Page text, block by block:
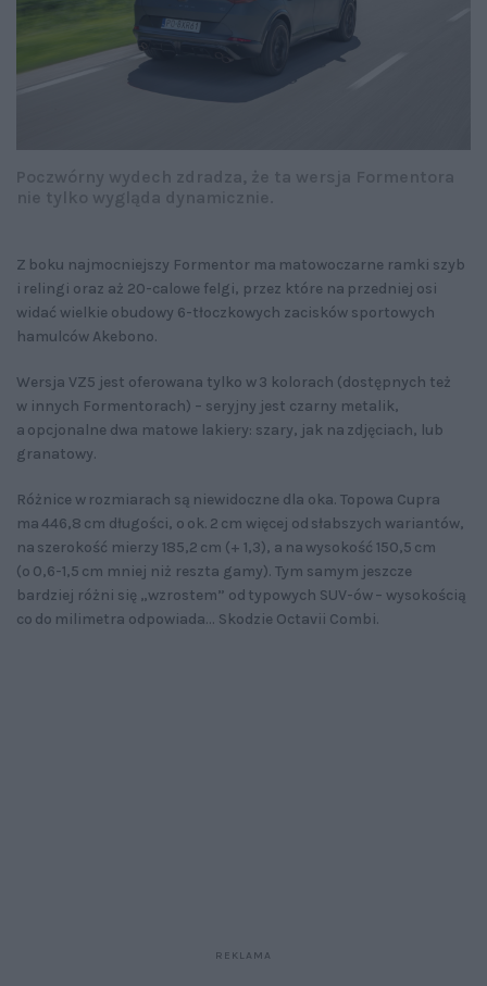
Z boku najmocniejszy Formentor ma matowoczarne ramki szyb
i relingi oraz aż 20-calowe felgi, przez które na przedniej osi
widać wielkie obudowy 6-tłoczkowych zacisków sportowych
hamulców Akebono.
Wersja VZ5 jest oferowana tylko w 3 kolorach (dostępnych też
w innych Formentorach) – seryjny jest czarny metalik,
a opcjonalne dwa matowe lakiery: szary, jak na zdjęciach, lub
granatowy.
Różnice w rozmiarach są niewidoczne dla oka. Topowa Cupra
ma 446,8 cm długości, o ok. 2 cm więcej od słabszych wariantów,
na szerokość mierzy 185,2 cm (+ 1,3), a na wysokość 150,5 cm
(o 0,6-1,5 cm mniej niż reszta gamy). Tym samym jeszcze
bardziej różni się „wzrostem” od typowych SUV-ów – wysokością
co do milimetra odpowiada... Skodzie Octavii Combi.